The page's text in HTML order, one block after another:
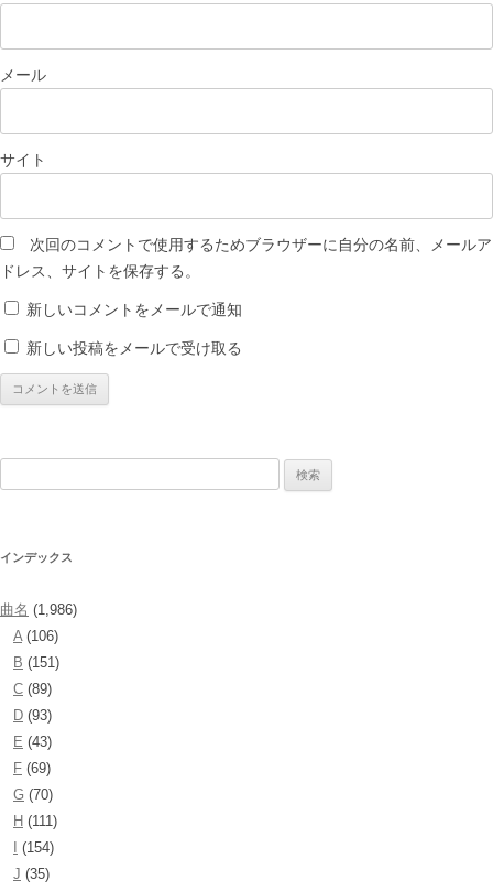
メール
サイト
次回のコメントで使用するためブラウザーに自分の名前、メールア
ドレス、サイトを保存する。
新しいコメントをメールで通知
新しい投稿をメールで受け取る
インデックス
曲名 (1,986)
A(106)
B (151)
C (89)
D (93)
E (43)
F (69)
G (70)
H (111)
(154)
J (35)